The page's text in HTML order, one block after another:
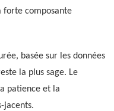
forte composante
basée sur les données
la plus sage. Le
patience et la
jacents.